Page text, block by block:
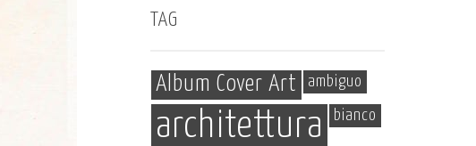
TAG
Album Cover Art ambiguo
architettura bianco